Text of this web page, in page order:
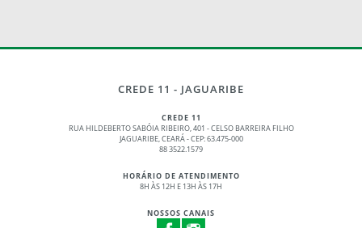
CREDE 11 - JAGUARIBE
CREDE 11
RUA HILDEBERTO SABÓIA RIBEIRO, 401 - CELSO BARREIRA FILHO
JAGUARIBE, CEARÁ - CEP: 63.475-000
88 3522.1579
HORÁRIO DE ATENDIMENTO
8H ÀS 12H E 13H ÀS 17H
NOSSOS CANAIS